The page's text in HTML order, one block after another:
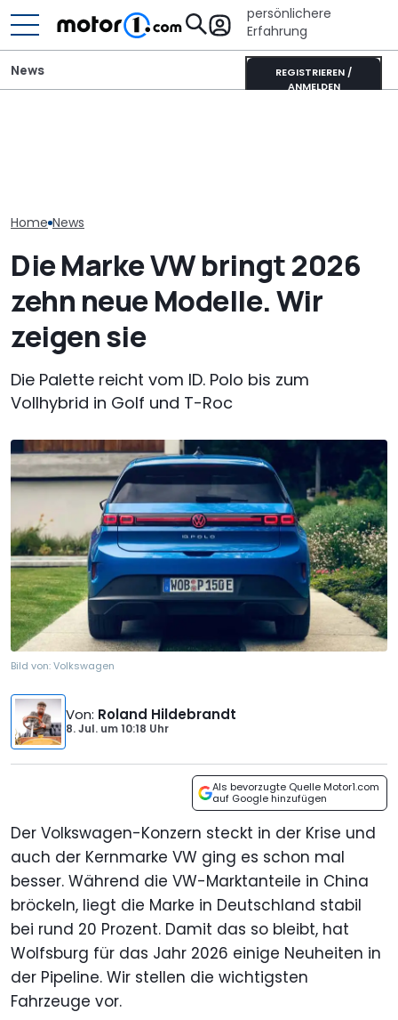
persönlichere
Erfahrung
REGISTRIEREN /
ANMELDEN
News
Home News
Die Marke VW bringt 2026
zehn neue Modelle. Wir
zeigen sie
Die Palette reicht vom ID. Polo bis zum
Vollhybrid in Golf und T-Roc
Bild von:Volkswagen
Von: Roland Hildebrandt
8. Jul. um10:18 Uhr
Als bevorzugte Quelle Motor1.com
auf Google hinzufügen
Der Volkswagen-Konzern steckt in der Krise und
auch der Kernmarke VW ging es schon mal
besser. Während die VW-Marktanteile in China
bröckeln, liegt die Marke in Deutschland stabil
bei rund 20 Prozent. Damit das so bleibt, hat
Wolfsburg für das Jahr 2026 einige Neuheiten in
der Pipeline. Wir stellen die wichtigsten
Fahrzeuge vor.